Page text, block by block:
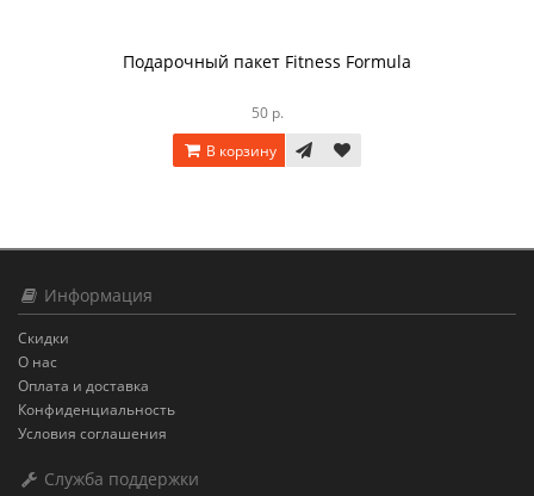
Подарочный пакет Fitness Formula
50 р.
В корзину
Информация
Скидки
О нас
Оплата и доставка
Конфиденциальность
Условия соглашения
Служба поддержки